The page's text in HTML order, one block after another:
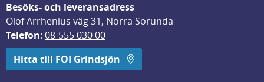
Besöks- och leveransadress
Olof Arrhenius väg 31, Norra Sorunda
Telefon: 08-555 030 00
Hitta till FOI Grindsjön